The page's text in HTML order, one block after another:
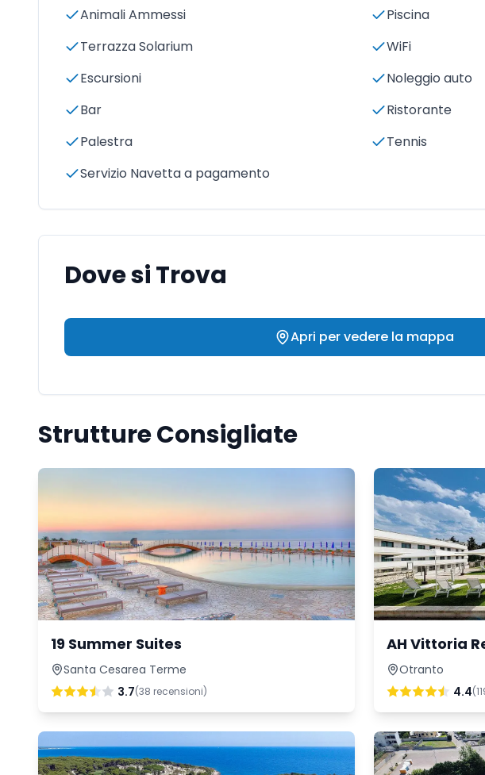
Animali Ammessi
Piscina
Terrazza Solarium
WiFi
Escursioni
Noleggio auto
Bar
Ristorante
Palestra
Tennis
Servizio Navetta a pagamento
Dove si Trova
Apri per vedere la mappa
Strutture Consigliate
19 Summer Suites
Santa Cesarea Terme
3.7(38 recensioni)
AH Vittoria
Otranto
4.4(